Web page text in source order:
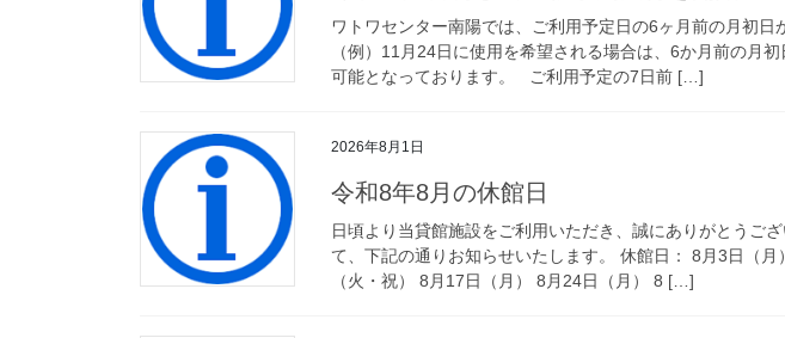
ワトワセンター南陽では、ご利用予定日の6ヶ月前の月初日
（例）11月24日に使用を希望される場合は、6か月前の月
可能となっております。 ご利用予定の7日前 […]
2026年8月1日
令和8年8月の休館日
日頃より当貸館施設をご利用いただき、誠にありがとうご
て、下記の通りお知らせいたします。 休館日： 8月3日（
（火・祝） 8月17日（月） 8月24日（月） 8 […]